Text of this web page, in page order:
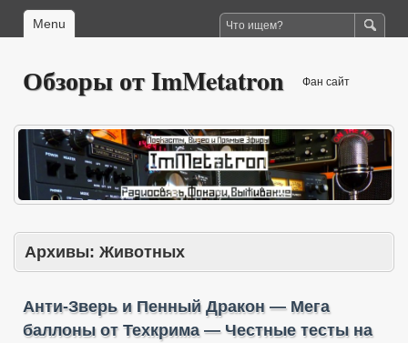
Menu
Обзоры от ImMetatron Фан сайт
Архивы: Животных
Анти-Зверь и Пенный Дракон — Мега
баллоны от Техкрима — Честные тесты на